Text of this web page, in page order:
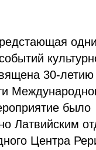
30-летию
было
Латвийским
Центра